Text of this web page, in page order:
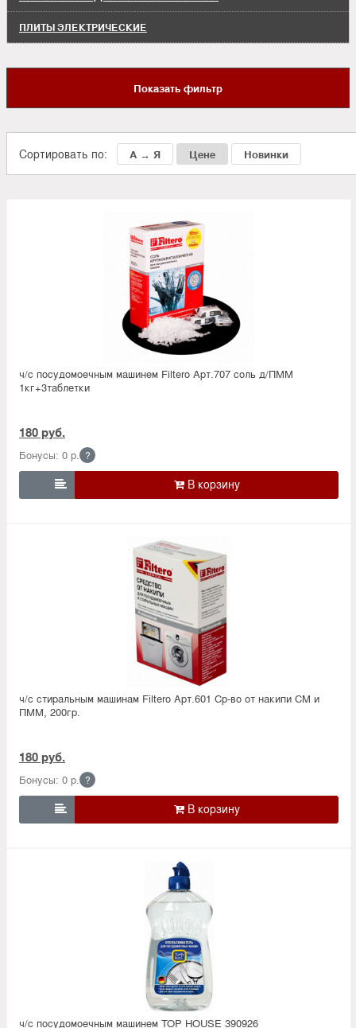
ПЛИТЫ ЭЛЕКТРИЧЕСКИЕ
Показать фильтр
Сортировать по: А → Я Цене Новинки
ч/с посудомоечным машинем Filtero Арт.707 соль д/ПММ
1кг+3таблетки
180 руб.
Бонусы: 0 р. ?

ч/с стиральным машинам Filtero Арт.601 Ср-во от накипи СМ и
ПММ, 200гр.
180 руб.
Бонусы: 0 р. ?

ч/с посудомоечным машинем TOP HOUSE 390926